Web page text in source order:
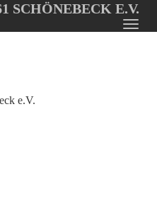
SCHÖNEBECK E.V.
e.V.